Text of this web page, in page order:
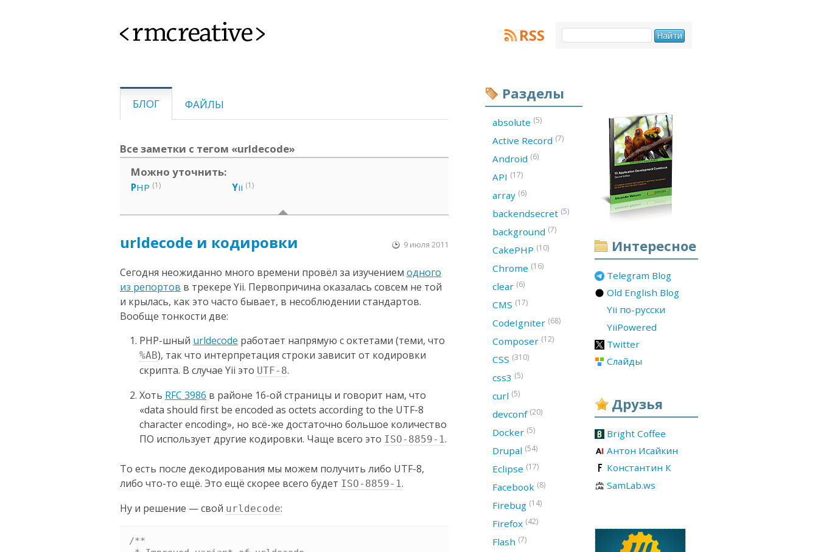
<rmcreative> RSS
БЛОГ ФАЙЛЫ
Все заметки с тегом «urldecode»
Можно уточнить:
PHP (1) Yii (1)
urldecode и кодировки 9 июля 2011
Сегодня неожиданно много времени провёл за изучением одного
из репортов в трекере Yii. Первопричина оказалась совсем не той
и крылась, как это часто бывает, в несоблюдении стандартов.
Вообще тонкости две:
PHP-шный urldecode работает напрямую с октетами (теми, что
%AB), так что интерпретация строки зависит от кодировки
скрипта. В случае Yii это UTF-8.
Хоть RFC 3986 в районе 16-ой страницы и говорит нам, что
«data should first be encoded as octets according to the UTF-8
character encoding», но всё-же достаточно большое количество
ПО использует другие кодировки. Чаще всего это ISO-8859-1.
То есть после декодирования мы можем получить либо UTF-8,
либо что-то ещё. Это ещё скорее всего будет ISO-8859-1.
Ну и решение — свой urldecode:
/**
Интересное
Telegram Blog
Old English Blog
Yii по-русски
YiiPowered
Twitter
Слайды
Друзья
Bright Coffee
Антон Исайкин
Константин К
SamLab.ws
Разделы
absolute (5)
Active Record (7)
Android (6)
API (17)
array (6)
backendsecret (5)
background (7)
CakePHP (10)
Chrome (16)
clear (6)
CMS (17)
CodeIgniter (68)
Composer (12)
CSS (310)
css3 (5)
curl (5)
devconf (20)
Docker (5)
Drupal (54)
Eclipse (17)
Facebook (8)
Firebug (14)
Firefox (42)
Flash (7)